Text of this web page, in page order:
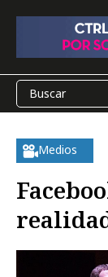
Medios